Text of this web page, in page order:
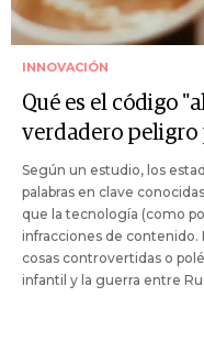
INNOVACIÓN
Qué es el código
verdadero peligro
Según un estudio, los
palabras en clave
que la tecnología (como
infracciones de contenido.
cosas controvertidas o
infantil y la guerra entre